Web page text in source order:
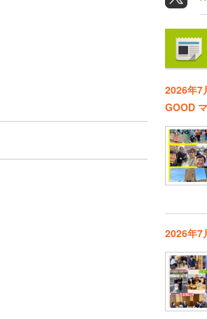
2026年7
GOOD
2026年7